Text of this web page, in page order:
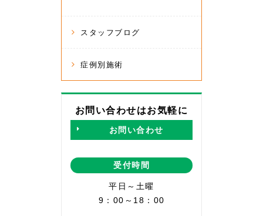
スタッフブログ
症例別施術
お問い合わせはお気軽に
お問い合わせ
受付時間
平日～土曜
9：00～18：00